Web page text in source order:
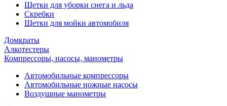
Щетки для уборки снега и льда
Скребки
Щетки для мойки автомобиля
Домкраты
Алкотестеры
Компрессоры, насосы, манометры
Автомобильные компрессоры
Автомобильные ножные насосы
Воздушные манометры